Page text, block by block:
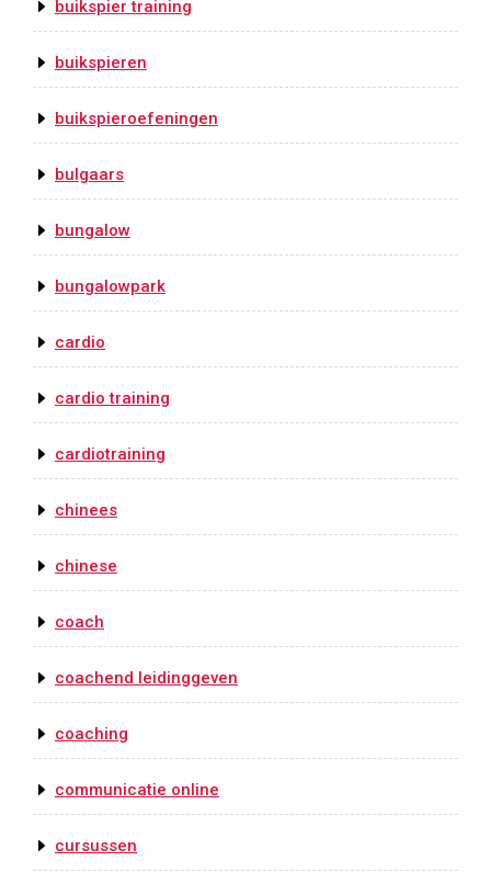
buikspier training
buikspieren
buikspieroefeningen
bulgaars
bungalow
bungalowpark
cardio
cardio training
cardiotraining
chinees
chinese
coach
coachend leidinggeven
coaching
communicatie online
cursussen